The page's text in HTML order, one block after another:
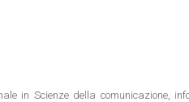
in Scienze della comunicazione,